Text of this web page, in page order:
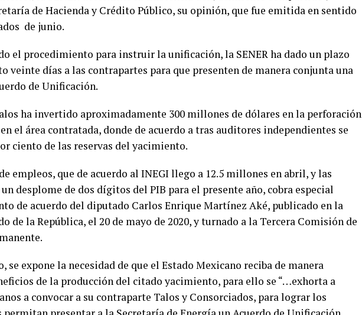
de Hacienda y Crédito Público, su opinión, que fue emitida en sentido
de junio.
el procedimiento para instruir la unificación, la SENER ha dado un plazo
veinte días a las contrapartes para que presenten de manera conjunta una
de Unificación.
ha invertido aproximadamente 300 millones de dólares en la perforación
el área contratada, donde de acuerdo a tras auditores independientes se
ciento de las reservas del yacimiento.
empleos, que de acuerdo al INEGI llego a 12.5 millones en abril, y las
desplome de dos dígitos del PIB para el presente año, cobra especial
de acuerdo del diputado Carlos Enrique Martínez Aké, publicado en la
de la República, el 20 de mayo de 2020, y turnado a la Tercera Comisión de
se expone la necesidad de que el Estado Mexicano reciba de manera
de la producción del citado yacimiento, para ello se “…exhorta a
a convocar a su contraparte Talos y Consorciados, para lograr los